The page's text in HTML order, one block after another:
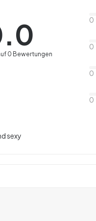
0 Bewertungen
0
0
0
0
sexy